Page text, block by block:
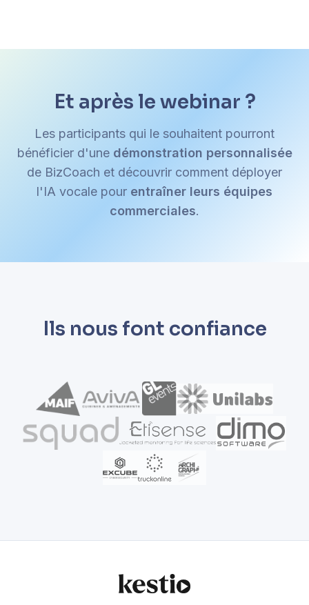
Et après le webinar ?
Les participants qui le souhaitent pourront
bénéficier d'une démonstration personnalisée
de BizCoach et découvrir comment déployer
l'IA vocale pour entraîner leurs équipes
commerciales.
Ils nous font confiance